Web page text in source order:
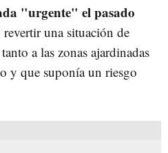
"urgente" el pasado
una situación de
a las zonas ajardinadas
y que suponía un riesgo